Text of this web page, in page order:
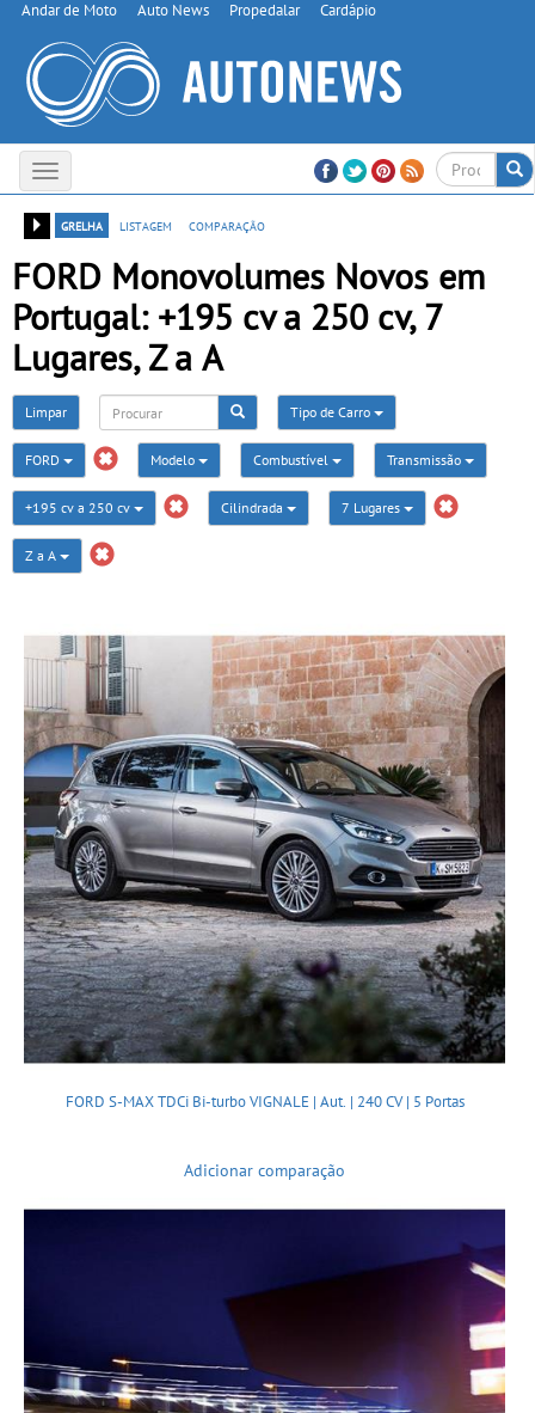
Andar de Moto Auto News Propedalar Cardápio
Toggle
navigation
grelha
listagem comparação
FORD Monovolumes Novos em
Portugal: +195 cv a 250 cv, 7
Lugares, Z a A
Limpar Tipo de Carro
FORD Modelo Combustível Transmissão
+195 cv a 250 cv Cilindrada 7 Lugares
Z a A
FORD S-MAX TDCi Bi-turbo VIGNALE | Aut. | 240 CV | 5 Portas
Adicionar comparação